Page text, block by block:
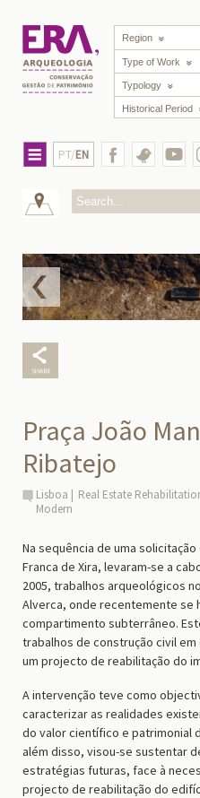
Region
Type of Work
Typology
Historical Period
PT/EN
Praça João
Ribatejo
Lisboa Real Estate
Modern
Na sequência de uma solicitação
Franca de Xira, levaram-se a
2005, trabalhos arqueológicos
Alverca, onde recentemente se
compartimento subterrâneo.
trabalhos de construção civil
um projecto de reabilitação do
A intervenção teve como
caracterizar as realidades
do valor científico e patrimonial
além disso, visou-se sustentar
estratégias futuras, face à
projecto de reabilitação do